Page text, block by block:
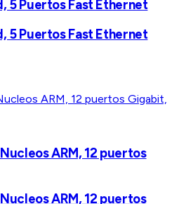
5 Puertos Fast Ethernet
5 Puertos Fast Ethernet
ARM, 12 puertos
ARM, 12 puertos